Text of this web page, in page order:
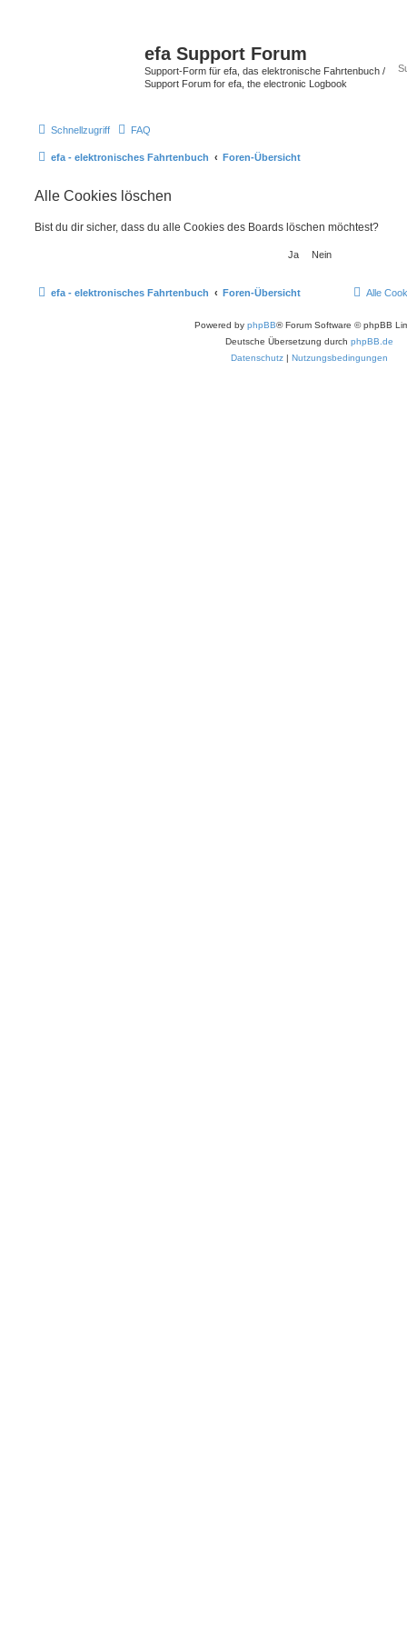
efa Support Forum
Support-Form für efa, das elektronische Fahrtenbuch /
Support Forum for efa, the electronic Logbook
Schnellzugriff FAQ
efa - elektronisches Fahrtenbuch Foren-Übersicht
Alle Cookies löschen
Bist du dir sicher, dass du alle Cookies des Boards löschen möchtest?
efa - elektronisches Fahrtenbuch Foren-Übersicht Alle
Powered by phpBB® Forum Software © phpBB
Deutsche Übersetzung durch phpBB.de
Datenschutz | Nutzungsbedingungen